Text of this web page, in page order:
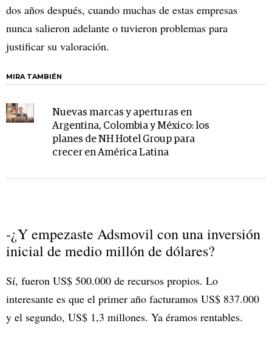
dos años después, cuando muchas de estas empresas
nunca salieron adelante o tuvieron problemas para
justificar su valoración.
MIRA TAMBIÉN
Nuevas marcas y aperturas en
Argentina, Colombia y México: los
planes de NH Hotel Group para
crecer en América Latina
-¿Y empezaste Adsmovil con una inversión
inicial de medio millón de dólares?
Sí, fueron US$ 500.000 de recursos propios. Lo
interesante es que el primer año facturamos US$ 837.000
y el segundo, US$ 1,3 millones. Ya éramos rentables.